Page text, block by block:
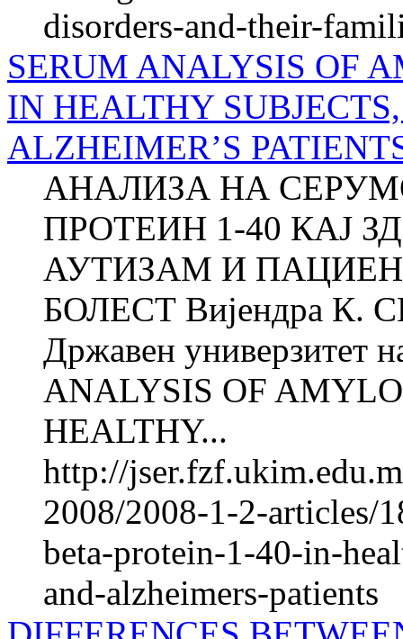
disorders-and-their-
SERUM ANALYSIS OF
IN HEALTHY
ALZHEIMER’S
АНАЛИЗА НА
ПРОТЕИН 1-40 КАЈ
АУТИЗАМ И
БОЛЕСТ Вијендра К.
Државен универзитет
ANALYSIS OF
HEALTHY...
http://
2008/2008-1-2-articles/
beta-protein-1-40-in-
and-alzheimers-patients